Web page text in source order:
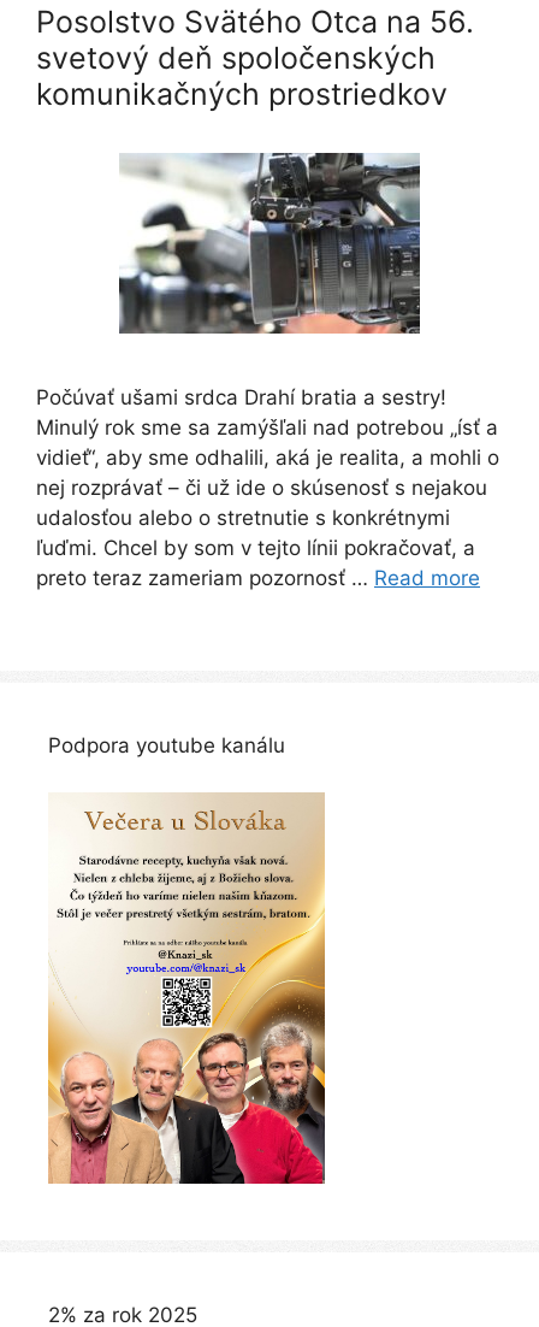
Posolstvo Svätého Otca na 56.
svetový deň spoločenských
komunikačných prostriedkov
Počúvať ušami srdca Drahí bratia a sestry!
Minulý rok sme sa zamýšľali nad potrebou „ísť a
vidieť“, aby sme odhalili, aká je realita, a mohli o
nej rozprávať – či už ide o skúsenosť s nejakou
udalosťou alebo o stretnutie s konkrétnymi
ľuďmi. Chcel by som v tejto línii pokračovať, a
preto teraz zameriam pozornosť … Read more
Podpora youtube kanálu
2% za rok 2025